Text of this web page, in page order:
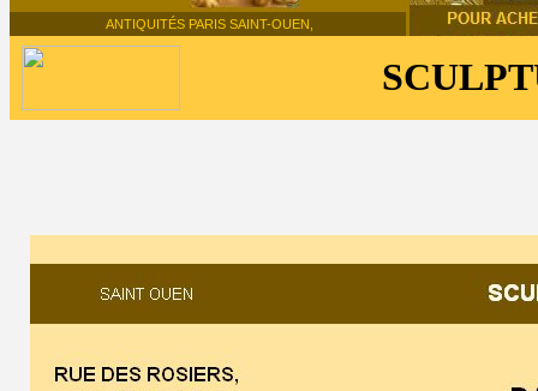
ANTIQUITÉS PARIS SAINT-OUEN,